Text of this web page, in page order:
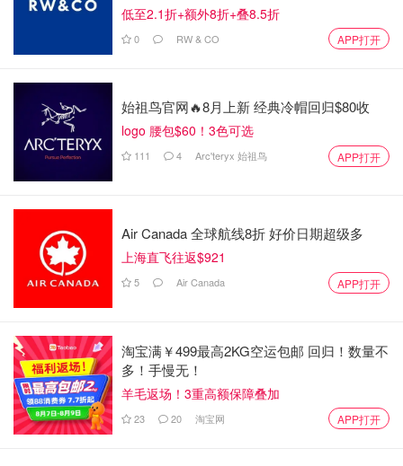
低至2.1折+额外8折+叠8.5折
0 RW & CO APP打开
始祖鸟官网🔥8月上新 经典冷帽回归$80收
logo 腰包$60！3色可选
111 4 Arc'teryx 始祖鸟 APP打开
Air Canada 全球航线8折 好价日期超级多
上海直飞往返$921
5 Air Canada APP打开
淘宝满￥499最高2KG空运包邮 回归！数量不
多！手慢无！
羊毛返场！3重高额保障叠加
23 20 淘宝网 APP打开